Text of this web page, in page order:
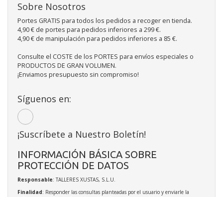
Sobre Nosotros
Portes GRATIS para todos los pedidos a recoger en tienda.
4,90 € de portes para pedidos inferiores a 299 €.
4,90 € de manipulación para pedidos inferiores a 85 €.
Consulte el COSTE de los PORTES para envíos especiales o
PRODUCTOS DE GRAN VOLUMEN.
¡Enviamos presupuesto sin compromiso!
Síguenos en:
¡Suscríbete a Nuestro Boletín!
INFORMACIÓN BÁSICA SOBRE
PROTECCIÓN DE DATOS
Responsable: TALLERES XUSTAS, S.L.U.
Finalidad: Responder las consultas planteadas por el usuario y enviarle la